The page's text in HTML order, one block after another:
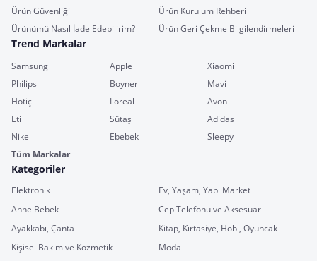
Ürün Güvenliği
Ürün Kurulum Rehberi
Ürünümü Nasıl İade Edebilirim?
Ürün Geri Çekme Bilgilendirmeleri
Trend Markalar
Samsung Apple
Xiaomi
Philips
Boyner
Mavi
Hotiç
Loreal
Avon
Eti
Sütaş
Adidas
Nike
Ebebek
Sleepy
Tüm Markalar
Kategoriler
Elektronik
Ev, Yaşam, Yapı Market
Anne Bebek
Cep Telefonu ve Aksesuar
Ayakkabı, Çanta
Kitap, Kırtasiye, Hobi, Oyuncak
Kişisel Bakım ve Kozmetik
Moda